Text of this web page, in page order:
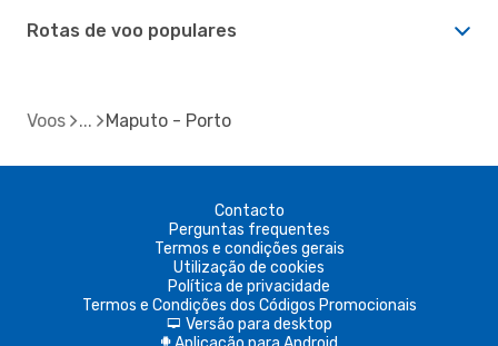
Rotas de voo populares
Voos Maputo - Porto
Contacto
Perguntas frequentes
Termos e condições gerais
Utilização de cookies
Política de privacidade
Termos e Condições dos Códigos Promocionais
d Versão para desktop